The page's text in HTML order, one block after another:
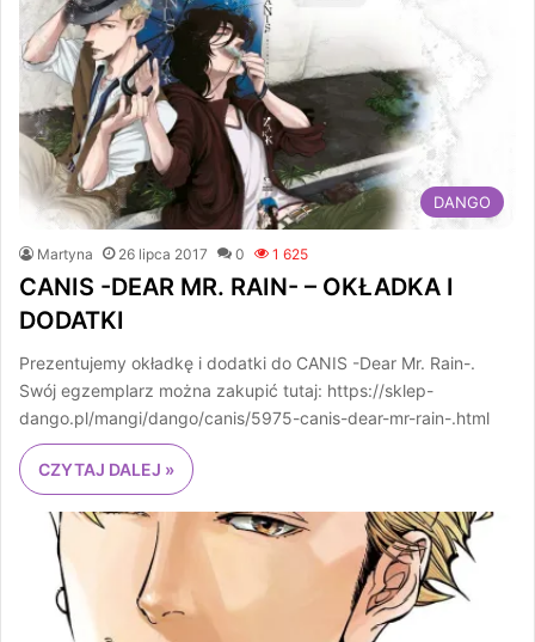
DANGO
Martyna 26 lipca 2017 0 1 625
CANIS -DEAR MR. RAIN- – OKŁADKA I
DODATKI
Prezentujemy okładkę i dodatki do CANIS -Dear Mr. Rain-.
Swój egzemplarz można zakupić tutaj: https://sklep-
dango.pl/mangi/dango/canis/5975-canis-dear-mr-rain-.html
CZYTAJ DALEJ »